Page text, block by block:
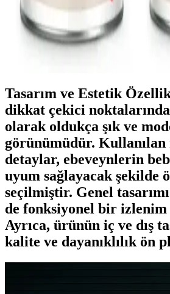
Golden Goat bebek maması, yüksek
bebeklerin sağlıklı büyümesine destek
edilebilir. Ürün, yaşa uygun formülü ve
Tasarım ve Estetik
dikkat çekici
olarak oldukça şık ve
görünümüdür.
detaylar, ebeveynlerin
uyum sağlayacak şekilde
seçilmiştir. Genel
de fonksiyonel bir izlenim
Ayrıca, ürünün iç ve dış
kalite ve dayanıklılık ön